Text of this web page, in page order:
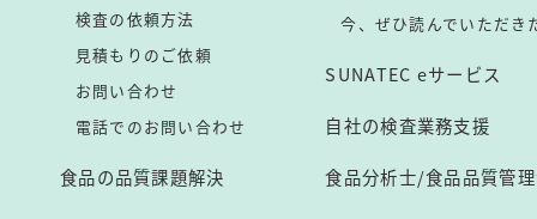
検査の依頼方法
見積もりのご依頼
お問い合わせ
電話でのお問い合わせ
食品の品質課題解決
今、ぜひ読んでいただき
SUNATEC eサービス
自社の検査業務支援
食品分析士/食品品質管